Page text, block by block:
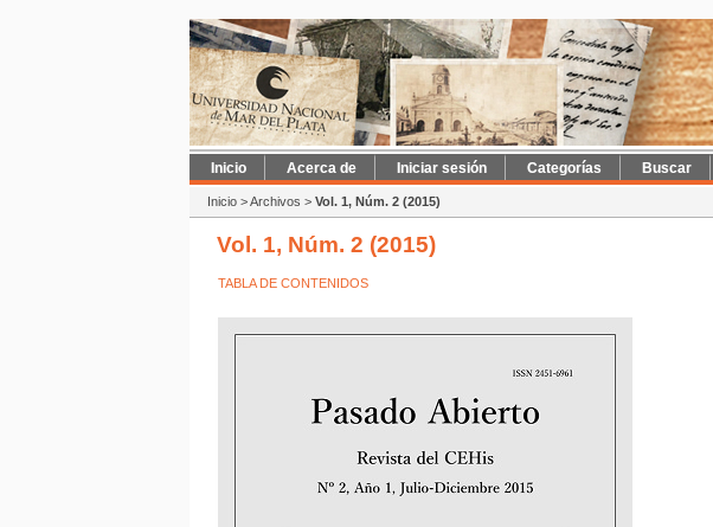
Inicio Acerca de Iniciar sesión Categorías Buscar
Inicio >Archivos > Vol. 1, Núm. 2 (2015)
Vol. 1, Núm. 2 (2015)
TABLA DE CONTENIDOS